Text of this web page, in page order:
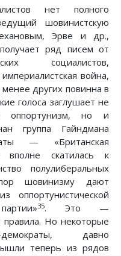
нет полного
шовинистскую
Эрве и др.,
ряд писем от
социалистов,
война,
других повинна в
голоса заглушает не
оппортунизм, но и
группа Гайндмана
— «Британская
скатилась к
полулиберальных
шовинизму дают
оппортунистической
35. Это —
правила. Но некоторые
давно
теперь из рядов